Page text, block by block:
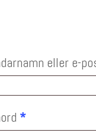
eller e-
*Obligatoriskt